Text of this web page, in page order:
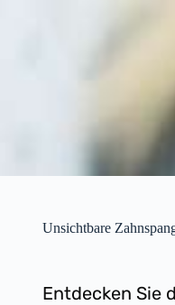
Unsichtbare
Entdecken Sie